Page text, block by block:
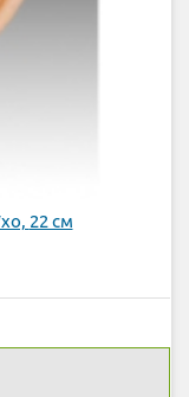
Модель для акупунктуры Ухо, 22 см